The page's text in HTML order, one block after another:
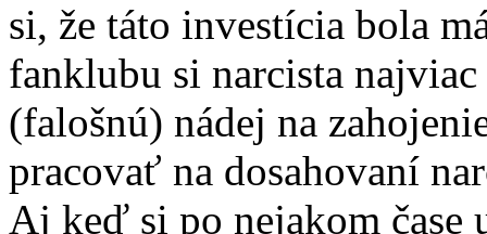
si, že táto investícia bola
fanklubu si narcista
(falošnú) nádej na
pracovať na dosahovaní
Aj keď si po nejakom čase